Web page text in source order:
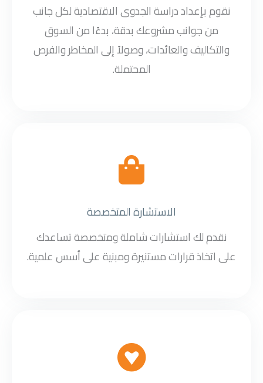
نقوم بإعداد دراسة الجدوى الاقتصادية لكل جانب
من جوانب مشروعك بدقة، بدءًا من السوق
والتكاليف والعائدات، وصولاً إلى المخاطر والفرص
المحتملة.
الاستشارة المتخصصة
نقدم لك استشارات شاملة ومتخصصة تساعدك
على اتخاذ قرارات مستنيرة ومبنية على أسس علمية.